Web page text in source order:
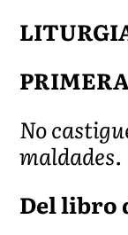
No
maldades.
Del libro